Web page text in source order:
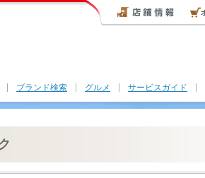
ブランド検索 グルメ サービスガイド